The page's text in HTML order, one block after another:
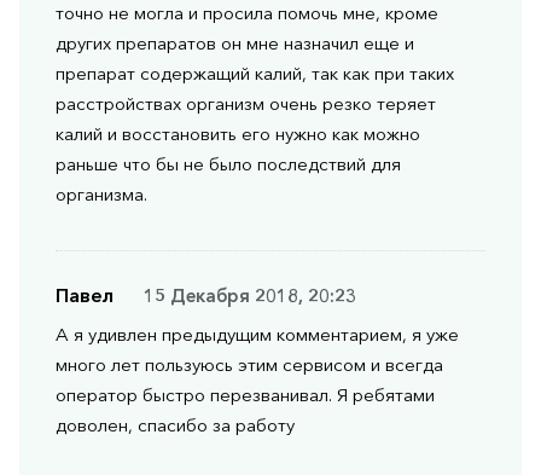
точно не могла и просила помочь мне, кроме
других препаратов он мне назначил еще и
препарат содержащий калий, так как при таких
расстройствах организм очень резко теряет
калий и восстановить его нужно как можно
раньше что бы не было последствий для
организма.
Павел
15 Декабря 2018, 20:23
А я удивлен предыдущим комментарием, я уже
много лет пользуюсь этим сервисом и всегда
оператор быстро перезванивал. Я ребятами
доволен, спасибо за работу